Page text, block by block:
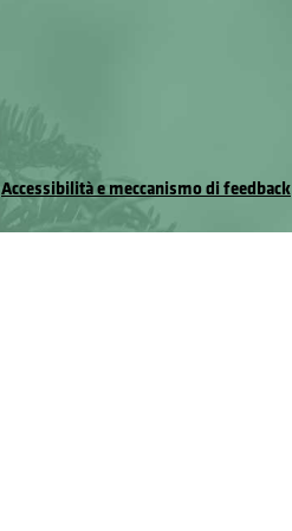
Accessibilità e meccanismo di feedback